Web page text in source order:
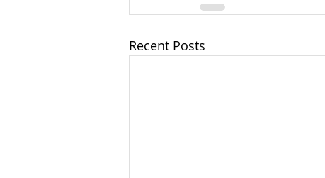
Recent Posts